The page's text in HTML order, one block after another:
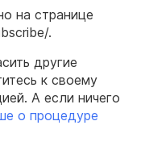
на странице
.
другие
к своему
А если ничего
о процедуре